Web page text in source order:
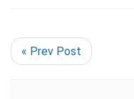
« Prev Post